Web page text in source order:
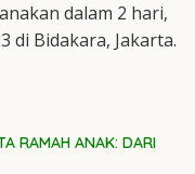
dalam 2 hari,
di Bidakara, Jakarta.
RAMAH ANAK: DARI